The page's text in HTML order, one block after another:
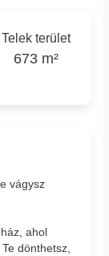
Telek terület
673 m²
vágysz
ahol
dönthetsz,